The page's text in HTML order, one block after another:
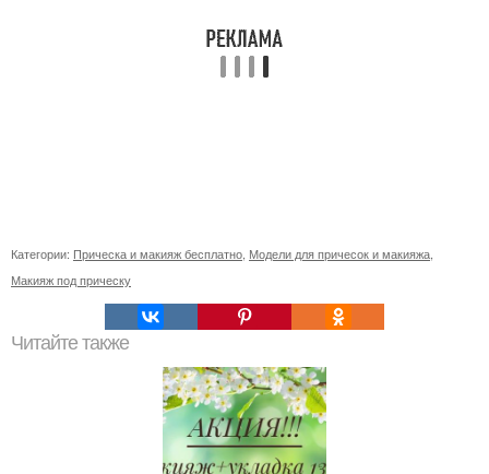
Категории: Прическа и макияж бесплатно, Модели для причесок и макияжа,
Макияж под прическу
Читайте также